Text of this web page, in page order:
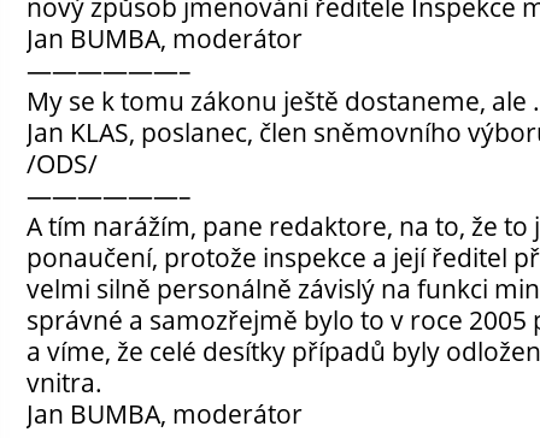
Jan BUMBA, moderátor
——————–
My se k tomu zákonu ještě dostaneme, ale
Jan KLAS, poslanec, člen sněmovního
/ODS/
——————–
A tím narážím, pane redaktore, na to, že to
ponaučení, protože inspekce a její ředitel
velmi silně personálně závislý na funkci
správné a samozřejmě bylo to v roce
a víme, že celé desítky případů byly
vnitra.
Jan BUMBA, moderátor